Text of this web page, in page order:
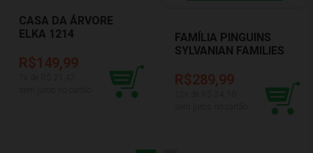
CASA DA ÁRVORE
ELKA 1214
R$149,99
FAMÍLIA PINGUINS
SYLVANIAN FAMILIES
R$289,99